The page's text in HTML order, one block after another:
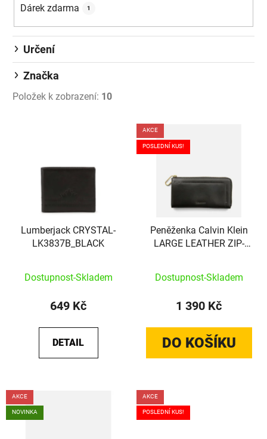
Dárek zdarma 1
Určení
Značka
Položek k zobrazení: 10
Lumberjack CRYSTAL-
LK3837B_BLACK
Dostupnost-Skladem
649 Kč
DETAIL
AKCE
POSLEDNÍ KUS!
Peněženka Calvin Klein
LARGE LEATHER ZIP-
Dostupnost-Skladem
1 390 Kč
DO KOŠÍKU
AKCE
NOVINKA
AKCE
POSLEDNÍ KUS!